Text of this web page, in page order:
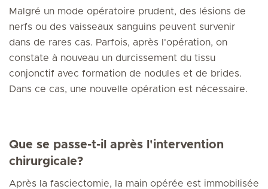
Malgré un mode opératoire prudent, des lésions de
nerfs ou des vaisseaux sanguins peuvent survenir
dans de rares cas. Parfois, après l'opération, on
constate à nouveau un durcissement du tissu
conjonctif avec formation de nodules et de brides.
Dans ce cas, une nouvelle opération est nécessaire.
Que se passe-t-il après l'intervention
chirurgicale?
Après la fasciectomie, la main opérée est immobilisée